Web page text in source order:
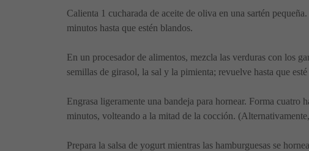
Calienta 1 cucharada de aceite de oliva en una sartén
minutos hasta que estén blandos.
En un procesador de alimentos, mezcla las verduras con los
semillas de girasol, la sal y la pimienta; revuelve hasta que
Engrasa ligeramente una bandeja para hornear. Forma cuatro
minutos, volteando a la mitad de la cocción.
Prepara la salsa de yogurt mientras las hamburguesas se